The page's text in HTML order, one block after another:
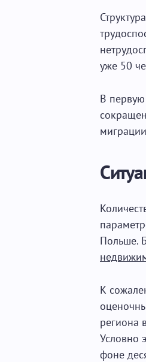
уже 50
В первую
Польше.
К
региона
Условно
фоне